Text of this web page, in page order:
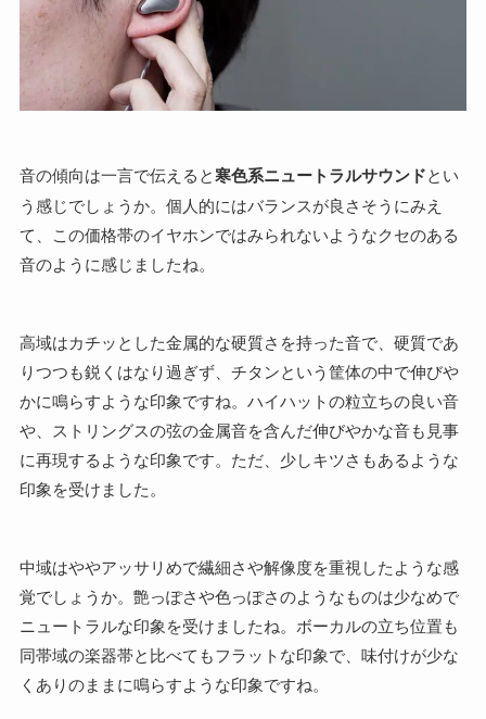
音の傾向は一言で伝えると寒色系ニュートラルサウンドとい
う感じでしょうか。個人的にはバランスが良さそうにみえ
て、この価格帯のイヤホンではみられないようなクセのある
音のように感じましたね。
高域はカチッとした金属的な硬質さを持った音で、硬質であ
りつつも鋭くはなり過ぎず、チタンという筐体の中で伸びや
かに鳴らすような印象ですね。ハイハットの粒立ちの良い音
や、ストリングスの弦の金属音を含んだ伸びやかな音も見事
に再現するような印象です。ただ、少しキツさもあるような
印象を受けました。
中域はややアッサリめで繊細さや解像度を重視したような感
覚でしょうか。艶っぽさや色っぽさのようなものは少なめで
ニュートラルな印象を受けましたね。ボーカルの立ち位置も
同帯域の楽器帯と比べてもフラットな印象で、味付けが少な
くありのままに鳴らすような印象ですね。